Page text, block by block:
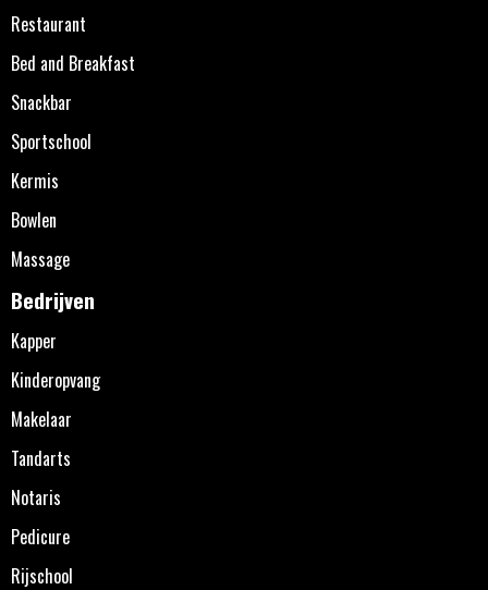
Restaurant
Bed and Breakfast
Snackbar
Sportschool
Kermis
Bowlen
Massage
Bedrijven
Kapper
Kinderopvang
Makelaar
Tandarts
Notaris
Pedicure
Rijschool